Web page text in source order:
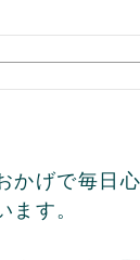
かげで毎日
ます。